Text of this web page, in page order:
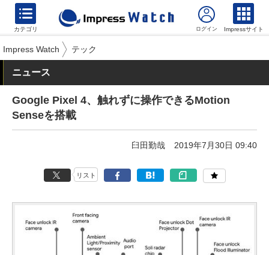
カテゴリ Impressサイト
Impress Watch テック
ニュース
Google Pixel 4、触れずに操作できるMotion
Senseを搭載
臼田勤哉 2019年7月30日 09:40
リスト